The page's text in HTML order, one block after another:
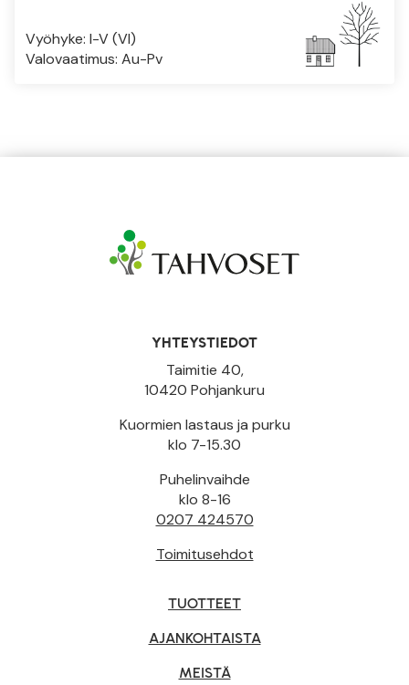
Vyöhyke: I-V (VI)
Valovaatimus: Au-Pv
YHTEYSTIEDOT
Taimitie 40,
10420 Pohjankuru
Kuormien lastaus ja purku
klo 7-15.30
Puhelinvaihde
klo 8-16
0207 424570
Toimitusehdot
TUOTTEET
AJANKOHTAISTA
MEISTÄ